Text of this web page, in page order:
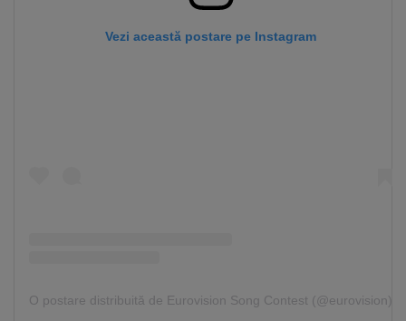
Vezi această postare pe Instagram
O postare distribuită de Eurovision Song Contest (@eurovision)